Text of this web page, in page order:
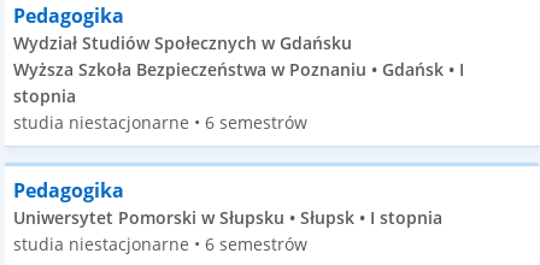
Pedagogika
Wydział Studiów Społecznych w Gdańsku
Wyższa Szkoła Bezpieczeństwa w Poznaniu • Gdańsk • I
stopnia
studia niestacjonarne • 6 semestrów
Pedagogika
Uniwersytet Pomorski w Słupsku • Słupsk • I stopnia
studia niestacjonarne • 6 semestrów